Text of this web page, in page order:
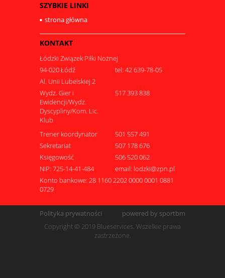
SZYBKIE LINKI
strona główna
KONTAKT
Łódzki Związek Piłki Nożnej
94-020 Łódź
tel: 42 639-78-05
Al. Unii Lubelskiej 2
Wydz. Gier i
Ewidencji/Wydz.
Dyscypliny/Kom. Lic.
Klub
517 393 838
Trener koordynator
501 557 491
Sekretariat
507 178 676
Księgowość
506 520 062
NIP: 725-14-41-484
email: lodzki@zpn.pl
Konto bankowe: 28 1160 2202 0000 0001 0881
0729
Polityka prywatności
powered by sportbm
Copyright © 2019 Blueservices. Wszelkie prawa
zastrzeżone.